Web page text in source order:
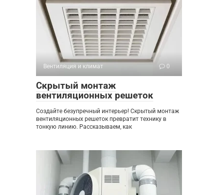
Вентиляция и климат 0
Скрытый монтаж
вентиляционных решеток
Создайте безупречный интерьер! Скрытый монтаж
вентиляционных решеток превратит технику в
тонкую линию. Рассказываем, как